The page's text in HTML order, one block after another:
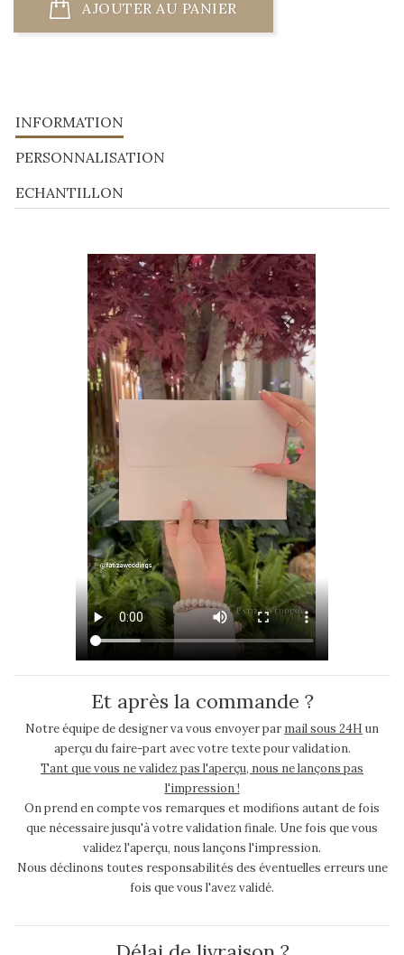
AJOUTER AU PANIER
INFORMATION
PERSONNALISATION
ECHANTILLON
Et après la commande ?
Notre équipe de designer va vous envoyer par mail sous 24H un
aperçu du faire-part avec votre texte pour validation.
Tant que vous ne validez pas l'aperçu, nous ne lançons pas
l'impression !
On prend en compte vos remarques et modifions autant de fois
que nécessaire jusqu'à votre validation finale. Une fois que vous
validez l'aperçu, nous lançons l'impression.
Nous déclinons toutes responsabilités des éventuelles erreurs une
fois que vous l'avez validé.